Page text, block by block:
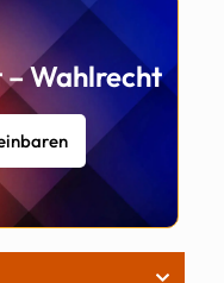
Wahlrecht